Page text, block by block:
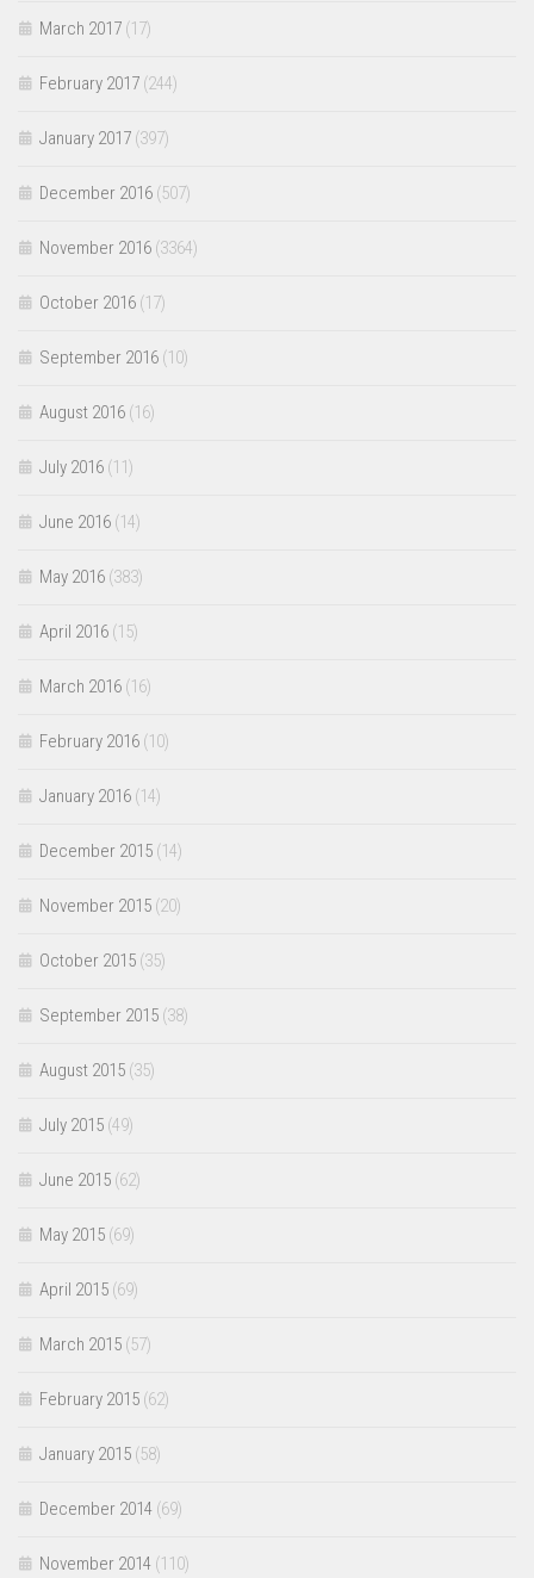
March 2017 (17)
February 2017 (244)
January 2017 (397)
December 2016 (507)
November 2016 (3364)
October 2016 (17)
September 2016 (10)
August 2016 (16)
July 2016 (11)
June 2016 (14)
May 2016 (383)
April 2016 (15)
March 2016 (16)
February 2016 (10)
January 2016 (14)
December 2015 (14)
November 2015 (20)
October 2015 (35)
September 2015 (38)
August 2015 (35)
July 2015 (49)
June 2015 (62)
May 2015 (69)
April 2015 (69)
March 2015 (57)
February 2015 (62)
January 2015 (58)
December 2014 (69)
November 2014 (110)